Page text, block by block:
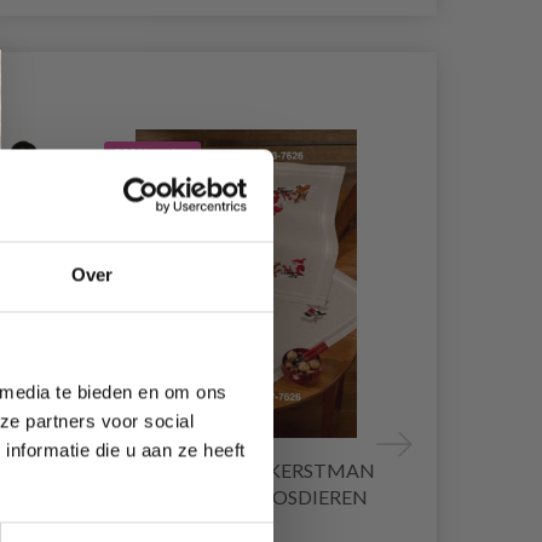
Over
te bieden en om ons
partners voor social
die u aan ze heeft
À
20% korting
BORDUURPAKKET KERSTMAN
TAFELKLEED MET BOSDIEREN